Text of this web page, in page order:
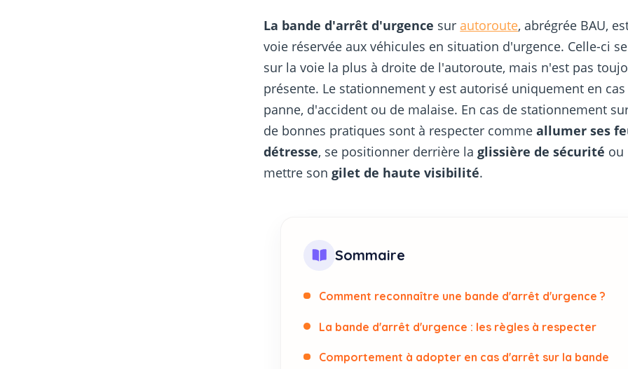
La bande d'arrêt d'urgence sur autoroute, abrégrée BAU,
voie réservée aux véhicules en situation d'urgence. Celle-ci
sur la voie la plus à droite de l'autoroute, mais n'est pas
présente. Le stationnement y est autorisé uniquement en
panne, d'accident ou de malaise. En cas de stationnement
de bonnes pratiques sont à respecter commeallumer ses
détresse, se positionner derrière laglissière de sécurité ou
mettre songilet de haute visibilité.
Sommaire
Comment reconnaître une bande d'arrêt d'urgence ?
La bande d'arrêt d'urgence : les règles à respecter
Comportement à adopter en cas d'arrêt sur la bande